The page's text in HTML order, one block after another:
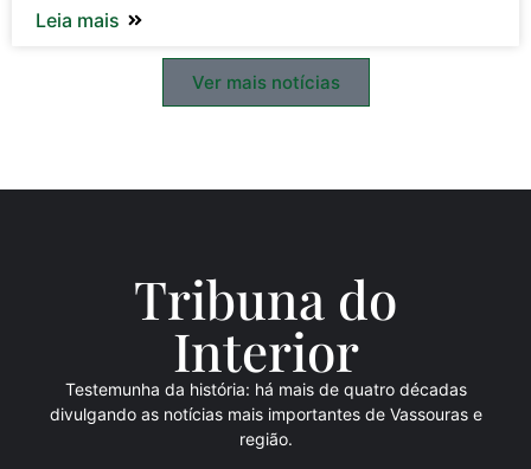
Leia mais
Ver mais notícias
Tribuna do
Interior
Testemunha da história: há mais de quatro décadas
divulgando as notícias mais importantes de Vassouras e
região.